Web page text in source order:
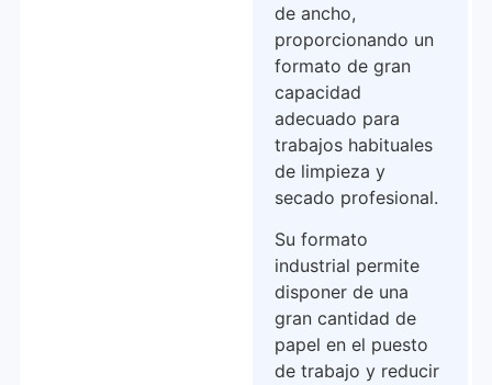
de ancho,
proporcionando un
formato de gran
capacidad
adecuado para
trabajos habituales
de limpieza y
secado profesional.
Su formato
industrial permite
disponer de una
gran cantidad de
papel en el puesto
de trabajo y reducir